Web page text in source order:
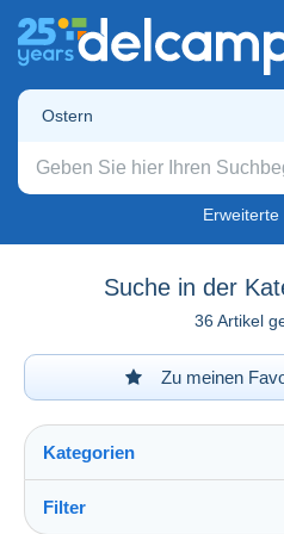
Ostern
Erweiterte
Suche in der
36 Artikel
Zu meinen
Kategorien
Filter